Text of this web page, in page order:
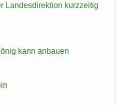
Lan­des­di­rek­ti­on kurz­zei­tig
kann an­bau­en